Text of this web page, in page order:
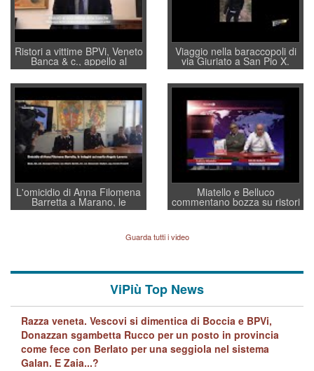
Ristori a vittime BPVi, Veneto
Banca & c., appello al
sottosegretario Alessio
Villarosa: per mettere ordine
convochi con Di Maio CNCU
a supporto della cabina di
regia al Mef
Viaggio nella baraccopoli di
via Giuriato a San Pio X.
Vicenza ai Vicentini: “faremo
un regalo di Natale ai
residenti”
L'omicidio di Anna Filomena
Barretta a Marano, le
indagini dei carabinieri di
Lavarra: più avvincenti di
quelle di... Barbara D'Urso
Miatello e Belluco
commentano bozza su ristori
BPVi e Veneto Banca
Guarda tutti i video
ViPiù Top News
Razza veneta. Vescovi si dimentica di Boccia e BPVi,
Donazzan sgambetta Rucco per un posto in provincia
come fece con Berlato per una seggiola nel sistema
Galan. E Zaia...?